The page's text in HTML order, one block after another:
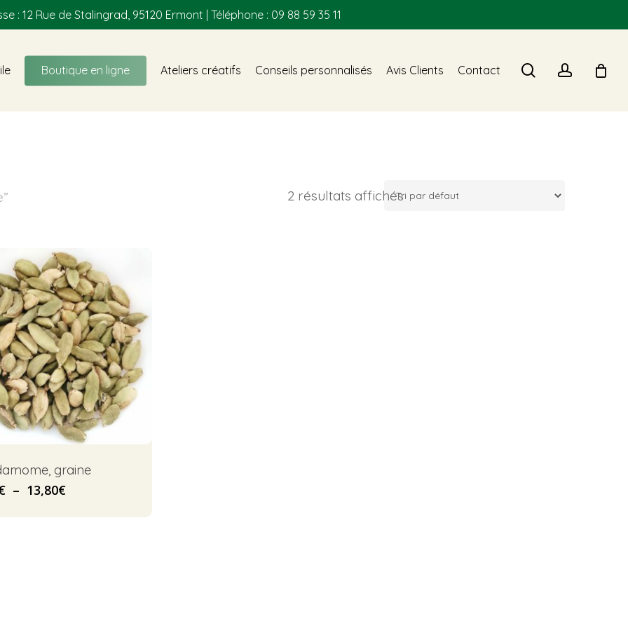
: 12 Rue de Stalingrad, 95120 Ermont | Téléphone : 09 88 59 35 11
Boutique en ligne Ateliers créatifs Conseils personnalisés Avis Clients Contact searchaccount
2 résultats affichés
graine
– 13,80€Plage